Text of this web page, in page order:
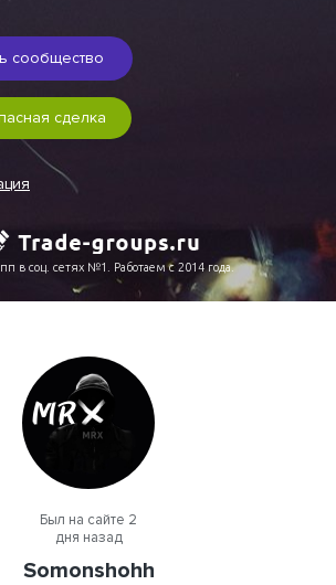
сообщество
сделка
в соц. сетях №1. Работаем с 2014 года.
Был на сайте 2
дня назад
Somonshohh